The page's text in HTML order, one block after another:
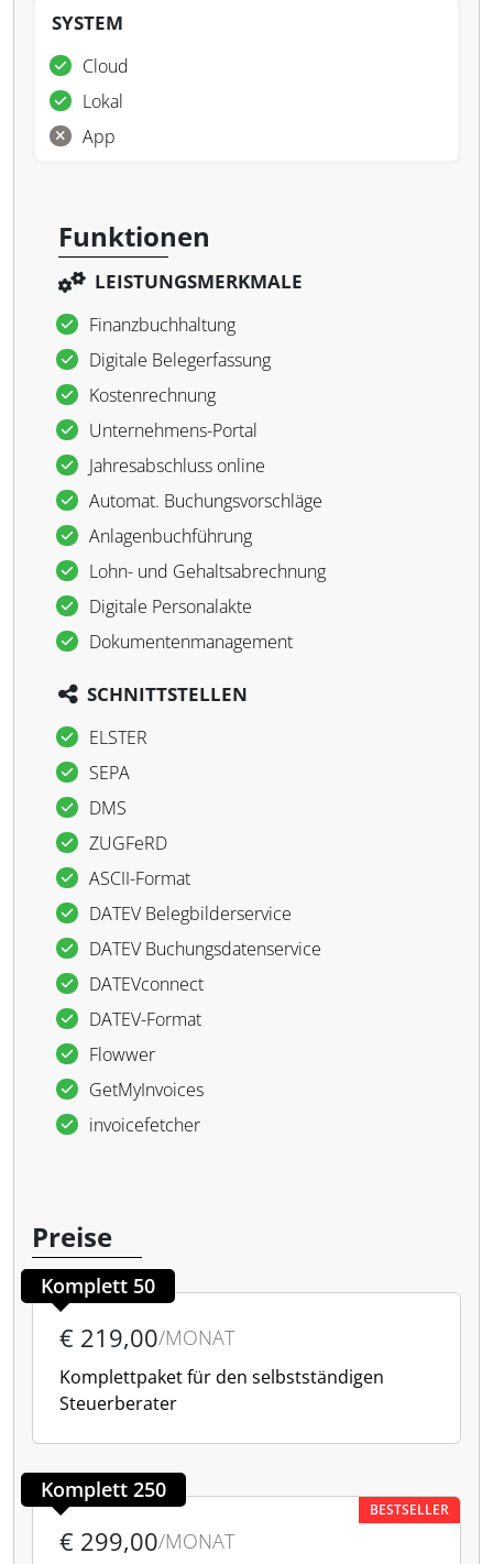
SYSTEM
Cloud
Lokal
App
Funktionen
LEISTUNGSMERKMALE
Finanzbuchhaltung
Digitale Belegerfassung
Kostenrechnung
Unternehmens-Portal
Jahresabschluss online
Automat. Buchungsvorschläge
Anlagenbuchführung
Lohn- und Gehaltsabrechnung
Digitale Personalakte
Dokumentenmanagement
SCHNITTSTELLEN
ELSTER
SEPA
DMS
ZUGFeRD
ASCII-Format
DATEV Belegbilderservice
DATEV Buchungsdatenservice
DATEVconnect
DATEV-Format
Flowwer
GetMyInvoices
invoicefetcher
Preise
Komplett 50
€ 219,00/MONAT
Komplettpaket für den selbstständigen
Steuerberater
Komplett 250
BESTSELLER
€ 299,00/MONAT